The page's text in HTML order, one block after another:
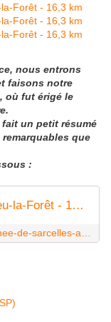
nous entrons
faisons notre
où fut érigé le
un petit résumé
que
:
Randonnée de Sarcelles à Saint-Leu-la-Forêt - 16,3 km - Carnets de r@ndos et de voy@ges...